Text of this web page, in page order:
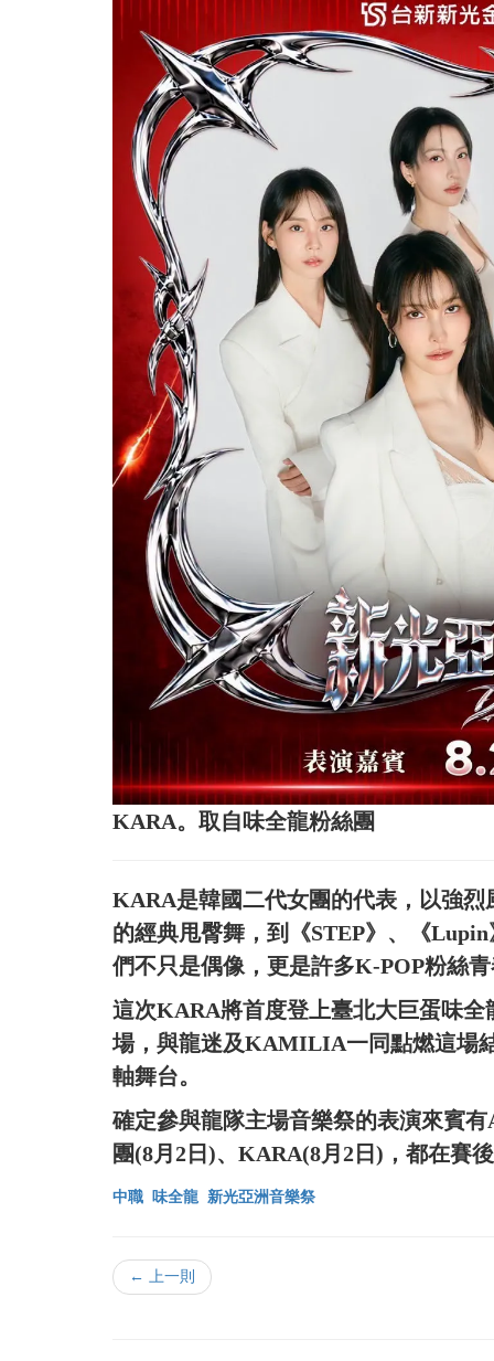
KARA。取自味全龍粉絲團
KARA是韓國二代女團的代表，以強烈
的經典甩臀舞，到《STEP》、《
們不只是偶像，更是許多K-POP粉絲青
這次KARA將首度登上臺北大巨蛋味
場，與龍迷及KAMILIA一同點燃這場
軸舞台。
確定參與龍隊主場音樂祭的表演來賓
團(8月2日)、KARA(8月2日)，都在賽後
中職 味全龍 新光亞洲音樂祭
← 上一則